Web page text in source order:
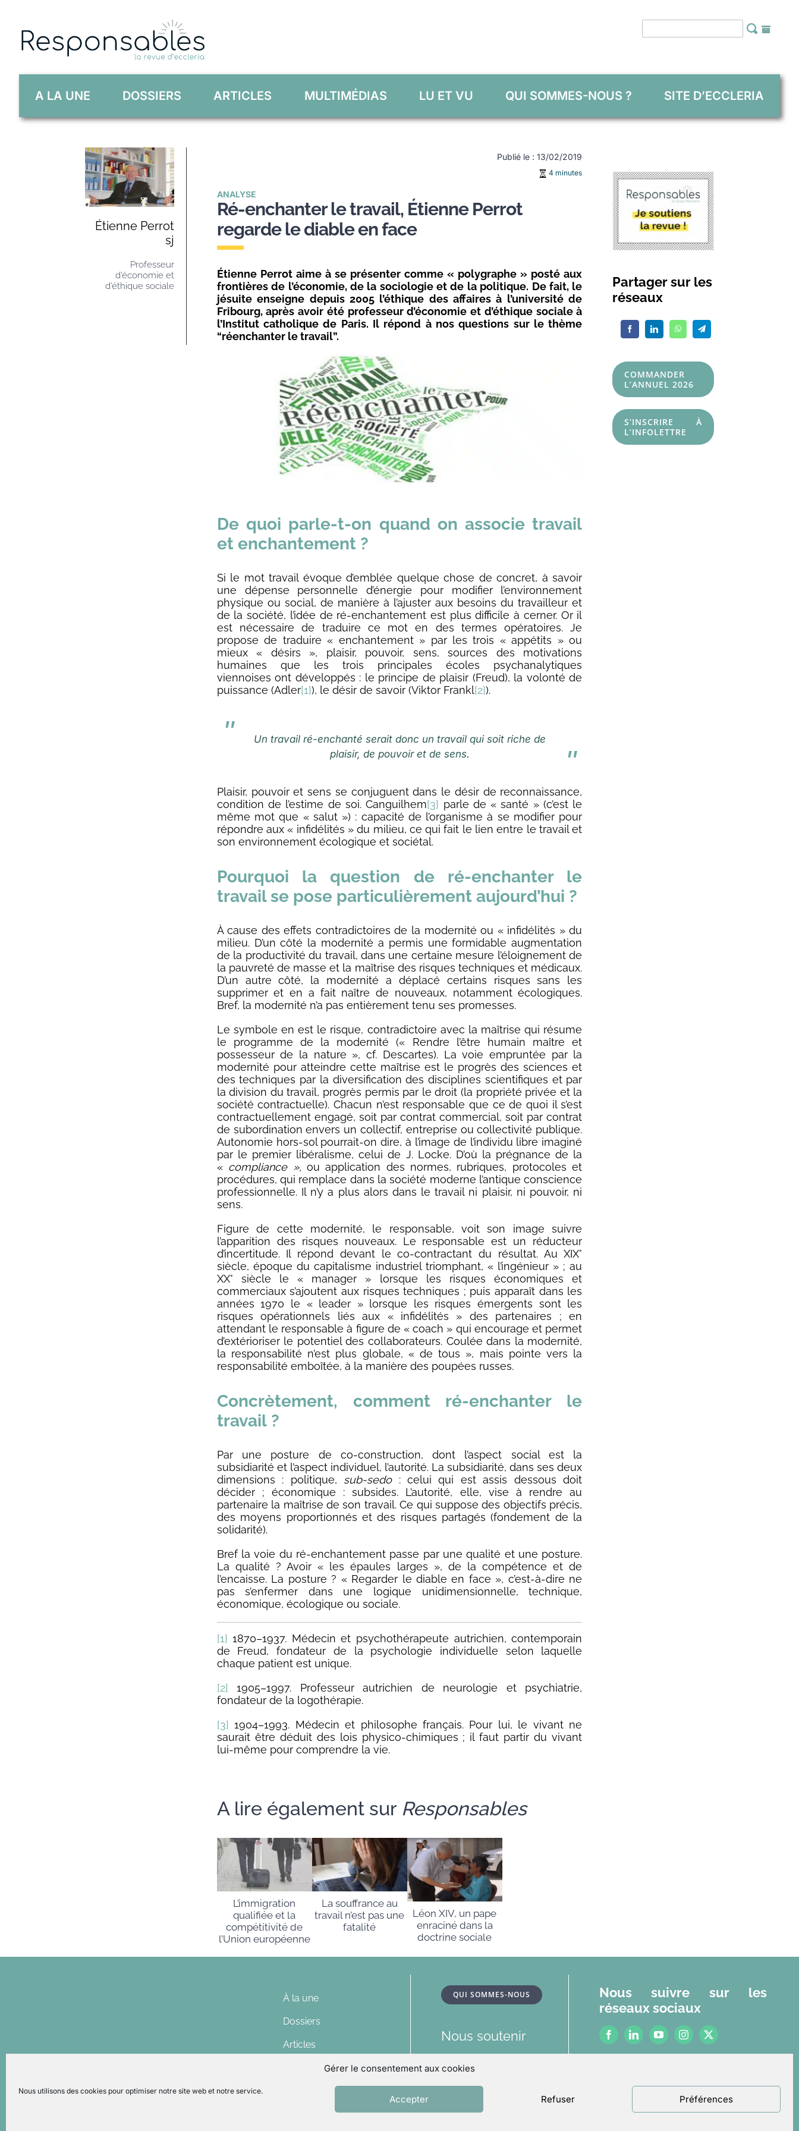
Gérer le consentement aux cookies
Nous utilisons des cookies pour optimiser notre site web et notre service.
Accepter Refuser Préférences
content
A LA UNE DOSSIERS ARTICLES MULTIMÉDIAS LU ET VU QUI SOMMES-NOUS ? SITE D’ECCLERIA
Étienne Perrot
sj
Professeur
d’économie et
d’éthique sociale
Publié le : 13/02/2019
4 minutes
ANALYSE
Ré-enchanter le travail, Étienne Perrot
regarde le diable en face
Étienne Perrot aime à se présenter comme « polygraphe » posté aux
frontières de l’économie, de la sociologie et de la politique. De fait, le
jésuite enseigne depuis 2005 l’éthique des affaires à l’université de
Fribourg, après avoir été professeur d’économie et d’éthique sociale à
l’Institut catholique de Paris. Il répond à nos questions sur le thème
“réenchanter le travail”.
De quoi parle-t-on quand on associe travail
et enchantement ?
Si le mot travail évoque d’emblée quelque chose de concret, à savoir
une dépense personnelle d’énergie pour modifier l’environnement
physique ou social, de manière à l’ajuster aux besoins du travailleur et
de la société, l’idée de ré-enchantement est plus difficile à cerner. Or il
est nécessaire de traduire ce mot en des termes opératoires. Je
propose de traduire « enchantement » par les trois « appétits » ou
mieux « désirs », plaisir, pouvoir, sens, sources des motivations
humaines que les trois principales écoles psychanalytiques
viennoises ont développés : le principe de plaisir (Freud), la volonté de
puissance (Adler[1]), le désir de savoir (Viktor Frankl[2]).
Un travail ré-enchanté serait donc un travail qui soit riche de
plaisir, de pouvoir et de sens.
Plaisir, pouvoir et sens se conjuguent dans le désir de reconnaissance,
condition de l’estime de soi. Canguilhem[3] parle de « santé » (c’est le
même mot que « salut ») : capacité de l’organisme à se modifier pour
répondre aux « infidélités » du milieu, ce qui fait le lien entre le travail et
son environnement écologique et sociétal.
Pourquoi la question de ré-enchanter le
travail se pose particulièrement aujourd’hui ?
À cause des effets contradictoires de la modernité ou « infidélités » du
milieu. D’un côté la modernité a permis une formidable augmentation
de la productivité du travail, dans une certaine mesure l’éloignement de
la pauvreté de masse et la maîtrise des risques techniques et médicaux.
D’un autre côté, la modernité a déplacé certains risques sans les
supprimer et en a fait naître de nouveaux, notamment écologiques.
Bref, la modernité n’a pas entièrement tenu ses promesses.
Le symbole en est le risque, contradictoire avec la maîtrise qui résume
le programme de la modernité (« Rendre l’être humain maître et
possesseur de la nature », cf. Descartes). La voie empruntée par la
modernité pour atteindre cette maîtrise est le progrès des sciences et
des techniques par la diversification des disciplines scientifiques et par
la division du travail, progrès permis par le droit (la propriété privée et la
société contractuelle). Chacun n’est responsable que ce de quoi il s’est
contractuellement engagé, soit par contrat commercial, soit par contrat
de subordination envers un collectif, entreprise ou collectivité publique.
Autonomie hors-sol pourrait-on dire, à l’image de l’individu libre imaginé
par le premier libéralisme, celui de J. Locke. D’où la prégnance de la
« compliance », ou application des normes, rubriques, protocoles et
procédures, qui remplace dans la société moderne l’antique conscience
professionnelle. Il n’y a plus alors dans le travail ni plaisir, ni pouvoir, ni
sens.
Figure de cette modernité, le responsable, voit son image suivre
l’apparition des risques nouveaux. Le responsable est un réducteur
d’incertitude. Il répond devant le co-contractant du résultat. Au XIX°
siècle, époque du capitalisme industriel triomphant, « l’ingénieur » ; au
XX° siècle le « manager » lorsque les risques économiques et
commerciaux s’ajoutent aux risques techniques ; puis apparaît dans les
années 1970 le « leader » lorsque les risques émergents sont les
risques opérationnels liés aux « infidélités » des partenaires ; en
attendant le responsable à figure de « coach » qui encourage et permet
d’extérioriser le potentiel des collaborateurs. Coulée dans la modernité,
la responsabilité n’est plus globale, « de tous », mais pointe vers la
responsabilité emboîtée, à la manière des poupées russes.
Concrètement, comment ré-enchanter le
travail ?
Par une posture de co-construction, dont l’aspect social est la
subsidiarité et l’aspect individuel, l’autorité. La subsidiarité, dans ses deux
dimensions : politique, sub-sedo: celui qui est assis dessous doit
décider ; économique : subsides. L’autorité, elle, vise à rendre au
partenaire la maîtrise de son travail. Ce qui suppose des objectifs précis,
des moyens proportionnés et des risques partagés (fondement de la
solidarité).
Bref la voie du ré-enchantement passe par une qualité et une posture.
La qualité ? Avoir « les épaules larges », de la compétence et de
l’encaisse. La posture ? « Regarder le diable en face », c’est-à-dire ne
pas s’enfermer dans une logique unidimensionnelle, technique,
économique, écologique ou sociale.
[1] 1870–1937. Médecin et psychothérapeute autrichien, contemporain
de Freud, fondateur de la psychologie individuelle selon laquelle
chaque patient est unique.
[2] 1905–1997. Professeur autrichien de neurologie et psychiatrie,
fondateur de la logothérapie.
[3] 1904–1993. Médecin et philosophe français. Pour lui, le vivant ne
saurait être déduit des lois physico-chimiques ; il faut partir du vivant
lui-même pour comprendre la vie.
A lire également sur Responsables
L’immigration
qualifiée et la
compétitivité de
l’Union européenne
La souffrance au
travail n’est pas une
fatalité
Léon XIV, un pape
enraciné dans la
doctrine sociale
Partager sur les
réseaux
COMMANDER
L’ANNUEL 2026
S’INSCRIRE À
L’INFOLETTRE
À la une
Dossiers
Articles
Multimédias
QUI SOMMES-NOUS
Nous soutenir
Nous contacter
Relations presse
On parle d’Eccleria
Nous suivre sur les
réseaux sociaux
Politique de confidentialité
Un site réalisé parACCK